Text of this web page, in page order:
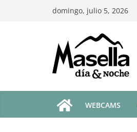
domingo, julio 5, 2026
WEBCAMS